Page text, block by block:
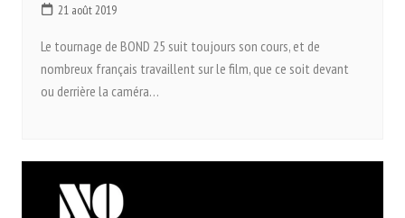
21 août 2019
Le tournage de BOND 25 suit toujours son cours, et de
nombreux français travaillent sur le film, que ce soit devant
ou derrière la caméra…